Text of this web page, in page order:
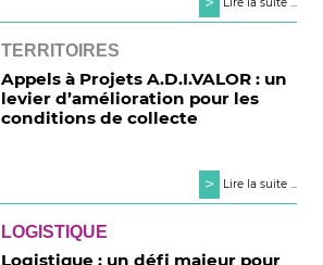
TERRITOIRES
Appels à Projets A.D.I.VALOR : un
levier d’amélioration pour les
conditions de collecte
> Lire la suite ...
LOGISTIQUE
Logistique : un défi majeur pour